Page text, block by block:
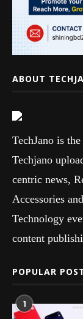
ABOUT
TechJano is
Techjano
centric news,
Accessories
Technology
content
POPULAR
1